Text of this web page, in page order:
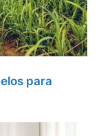
para